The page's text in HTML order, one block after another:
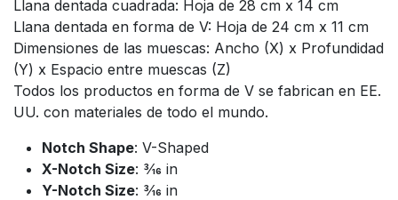
Llana dentada cuadrada: Hoja de 28 cm x 14 cm
Llana dentada en forma de V: Hoja de 24 cm x 11 cm
Dimensiones de las muescas: Ancho (X) x Profundidad
(Y) x Espacio entre muescas (Z)
Todos los productos en forma de V se fabrican en EE.
UU. con materiales de todo el mundo.
Notch Shape: V-Shaped
X-Notch Size: 3⁄16 in
Y-Notch Size: 3⁄16 in